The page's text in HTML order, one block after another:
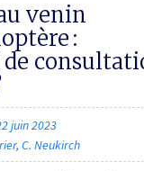
venin
:
juin 2023
C. Neukirch